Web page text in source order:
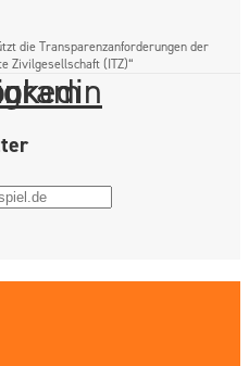
die Transparenzanforderungen der
Zivilgesellschaft (ITZ)“